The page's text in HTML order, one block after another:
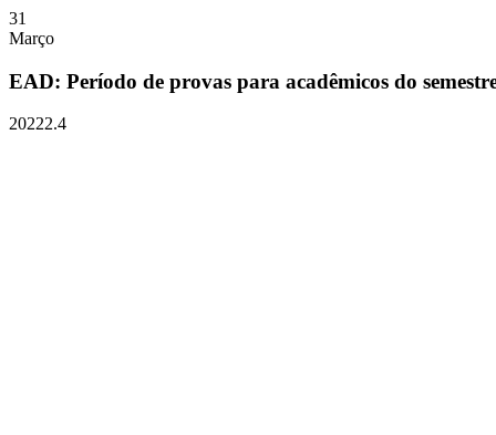
31
Março
EAD: Período de provas para acadêmicos do
20222.4